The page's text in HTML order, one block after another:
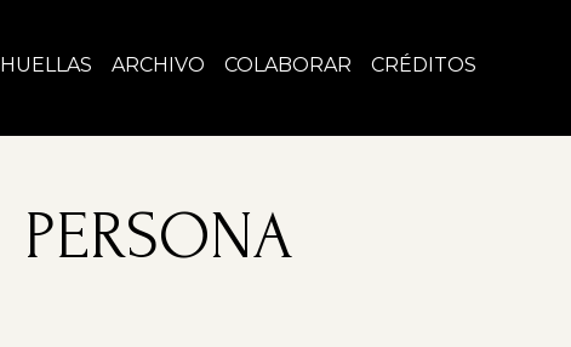
HUELLAS ARCHIVO COLABORAR CRÉDITOS
PERSONA